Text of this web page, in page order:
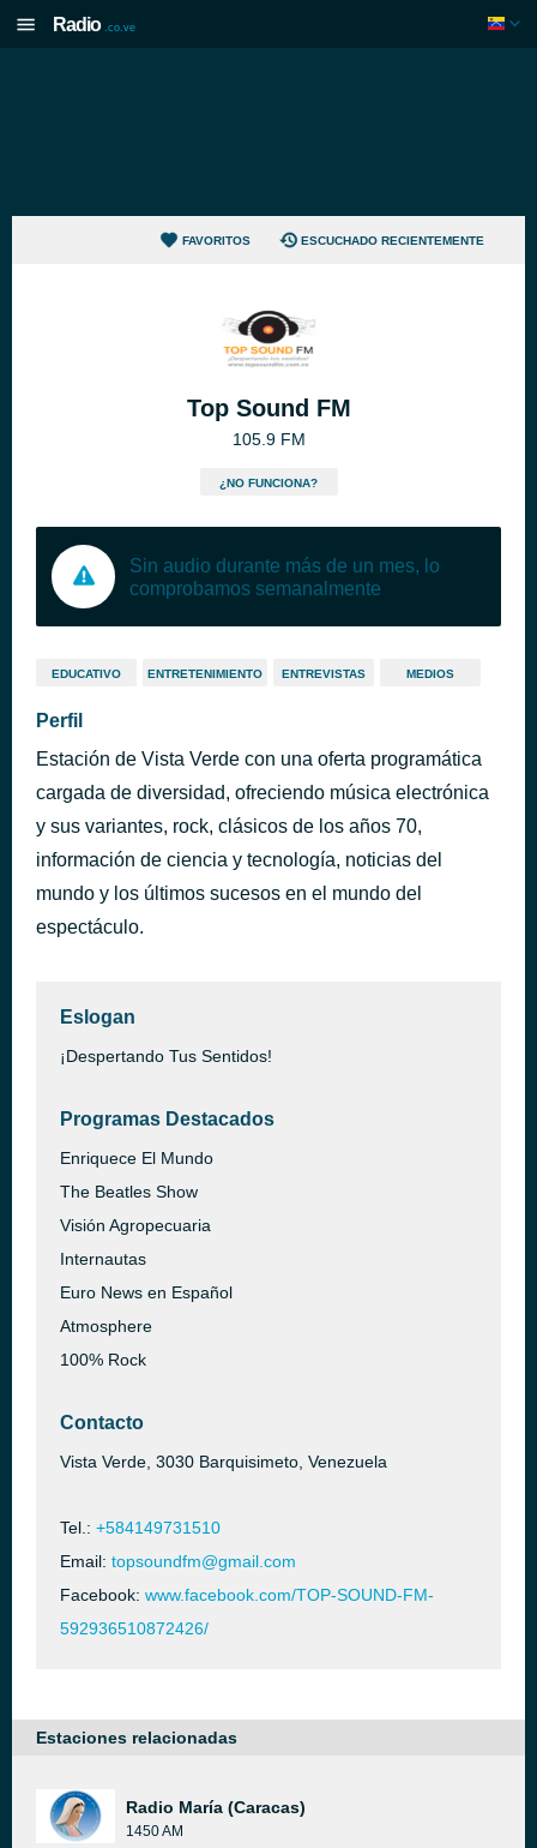
Radio .co.ve
FAVORITOS ESCUCHADO RECIENTEMENTE
Top Sound FM
105.9 FM
¿NO FUNCIONA?
Sin audio durante más de un mes, lo
comprobamos semanalmente
EDUCATIVO ENTRETENIMIENTO ENTREVISTAS MEDIOS
Perfil
Estación de Vista Verde con una oferta programática
cargada de diversidad, ofreciendo música electrónica
y sus variantes, rock, clásicos de los años 70,
información de ciencia y tecnología, noticias del
mundo y los últimos sucesos en el mundo del
espectáculo.
Eslogan
¡Despertando Tus Sentidos!
Programas Destacados
Enriquece El Mundo
The Beatles Show
Visión Agropecuaria
Internautas
Euro News en Español
Atmosphere
100% Rock
Contacto
Vista Verde, 3030 Barquisimeto, Venezuela
Tel.: +584149731510
Email: topsoundfm@gmail.com
Facebook: www.facebook.com/TOP-SOUND-FM-
592936510872426/
Estaciones relacionadas
Radio María (Caracas)
1450 AM